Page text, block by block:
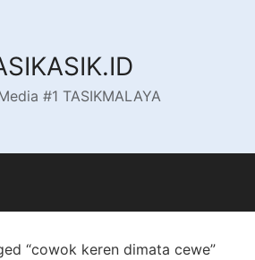
#1 TASIKMALAYA
“cowok keren dimata cewe”